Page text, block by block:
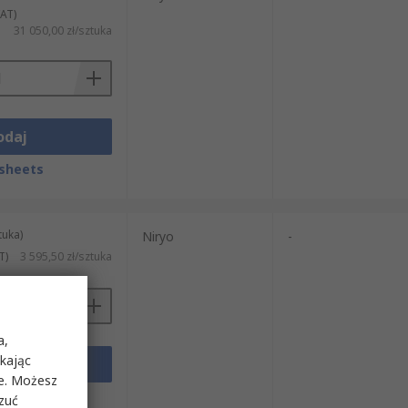
31 050,00 zł/sztuka
3 595,50 zł/sztuka
Niryo -
Możesz